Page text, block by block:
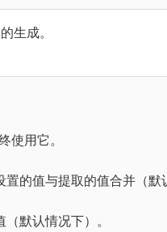
生成。
使用它。
的值与提取的值合并（默
默认情况下）。